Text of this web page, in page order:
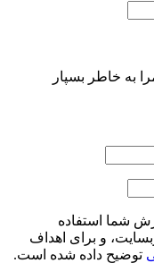
به خاطر بسپار
شما استفاده
و برای اهداف
توضیح داده شده است.